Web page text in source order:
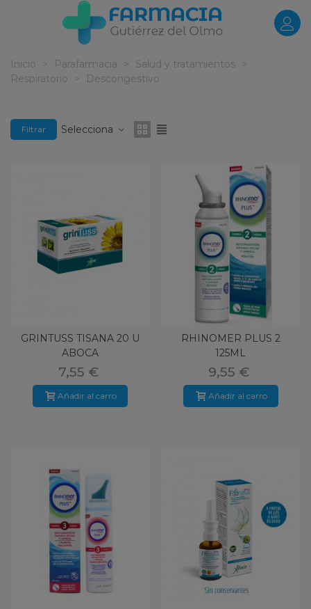
Inicio > Parafarmacia > Salud y tratamientos
>
Respiratorio
> Descongestivo
Filtrar Selecciona
GRINTUSS TISANA 20 U
ABOCA
7,55 €
Añadir al carro
RHINOMER PLUS 2
125ML
9,55 €
Añadir al carro